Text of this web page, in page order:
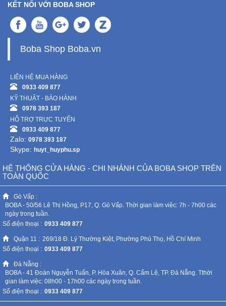
KẾT NỐI VỚI BOBA SHOP
Boba Shop Boba.vn
LIÊN HỆ MUA HÀNG
0933 409 877
KỸ THUẬT - BẢO HÀNH
0978 393 187
HỖ TRỢ TRỰC TUYẾN
0933 409 877
Zalo: 0978 393 187
Skype: huyt_huyphu.sp
HỆ THỐNG CỬA HÀNG - CHI NHÁNH CỦA BOBA SHOP TRÊN
TOÀN QUỐC
Gò Vấp :
BOBA - 50/56 Lê Thị Hồng, P17, Q. Gò Vấp. Thời gian làm việc: 7h - 7h00 các
ngày trong tuần.
Số điện thoại : 0933 409 877
Quận 11 : 269/18 Đ. Lý Thường Kiệt, Phường Phú Thọ, Hồ Chí Minh
Số điện thoại : 0933 409 877
Đà Nẵng :
BOBA - 41 Đoàn Nguyễn Tuấn, P. Hòa Xuân, Q. Cẩm Lệ, TP. Đà Nẵng. Tthời
gian làm việc: 08h00 - 17h00 các ngày trong tuần.
Số điện thoại : 0933 409 877